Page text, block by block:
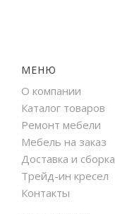
МЕНЮ
О компании
Каталог товаров
Ремонт мебели
Мебель на заказ
Доставка и сборка
Трейд-ин кресел
Контакты